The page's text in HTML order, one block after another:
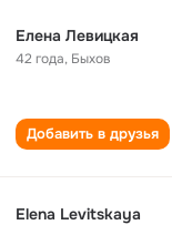
Елена Левицкая
42 года, Быхов
Добавить в друзья
Elena Levitskaya